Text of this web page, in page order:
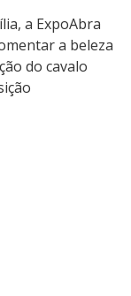
a ExpoAbra
a beleza
do cavalo